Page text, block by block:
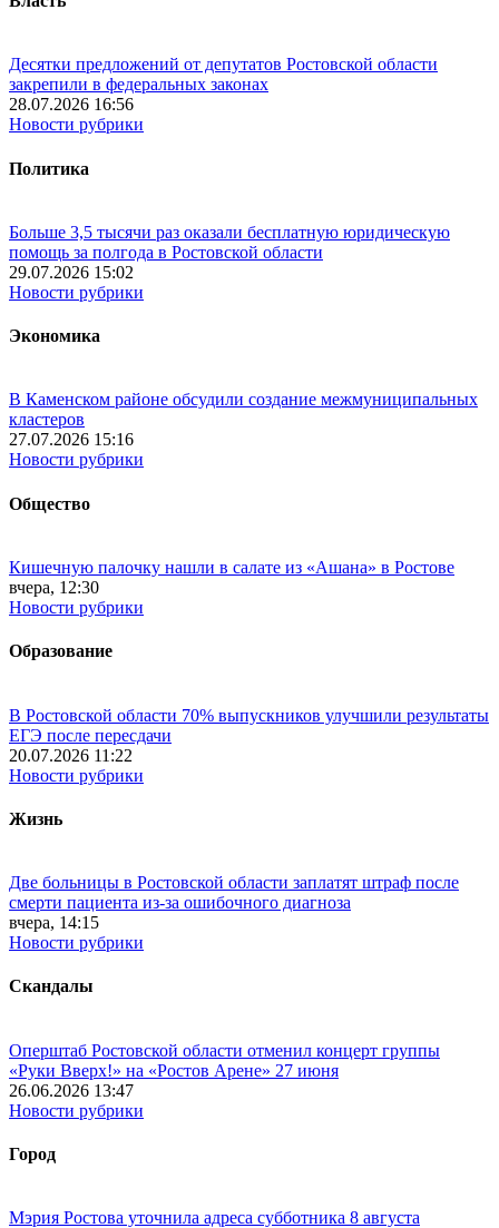
Десятки предложений от депутатов Ростовской области
закрепили в федеральных законах
28.07.2026 16:56
Новости рубрики
Политика
Больше 3,5 тысячи раз оказали бесплатную юридическую
помощь за полгода в Ростовской области
29.07.2026 15:02
Новости рубрики
Экономика
В Каменском районе обсудили создание межмуниципальных
кластеров
27.07.2026 15:16
Новости рубрики
Общество
Кишечную палочку нашли в салате из «Ашана» в Ростове
вчера, 12:30
Новости рубрики
Образование
В Ростовской области 70% выпускников улучшили результаты
ЕГЭ после пересдачи
20.07.2026 11:22
Новости рубрики
Жизнь
Две больницы в Ростовской области заплатят штраф после
смерти пациента из-за ошибочного диагноза
вчера, 14:15
Новости рубрики
Скандалы
Оперштаб Ростовской области отменил концерт группы
«Руки Вверх!» на «Ростов Арене» 27 июня
26.06.2026 13:47
Новости рубрики
Город
Мэрия Ростова уточнила адреса субботника 8 августа